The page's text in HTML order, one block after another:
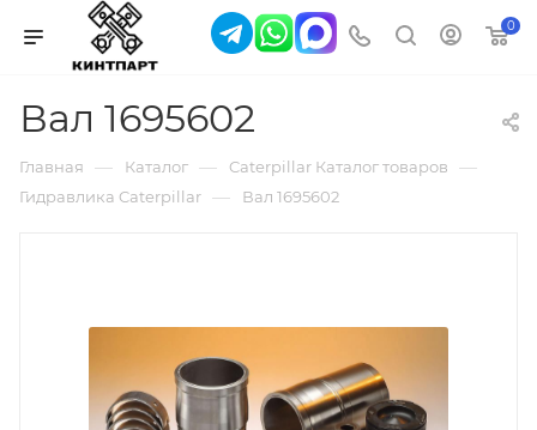
0
Вал 1695602
Главная — Каталог — Caterpillar Каталог товаров —
Гидравлика Caterpillar — Вал 1695602